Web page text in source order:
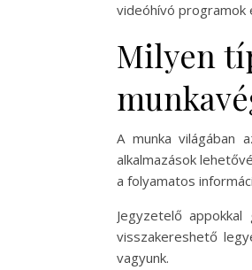
videóhívó programok
Milyen
A munka világában
alkalmazások
a folyamatos
Jegyzetelő
visszakereshető
vagyunk.